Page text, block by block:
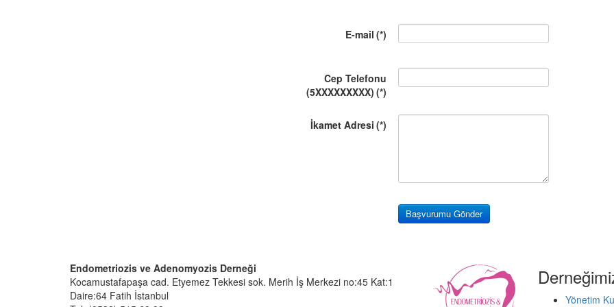
E-mail (*)
Cep Telefonu
(5XXXXXXXXX) (*)
İkamet Adresi (*)
Başvurumu Gönder
Endometriozis ve Adenomyozis Derneği
Kocamustafapaşa cad. Etyemez Tekkesi sok. Merih İş Merkezi no:45 Kat:1
Daire:64 Fatih İstanbul
Yönetim